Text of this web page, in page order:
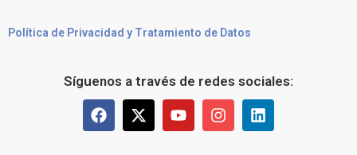
Política de Privacidad y Tratamiento de Datos
Síguenos a través de redes sociales: